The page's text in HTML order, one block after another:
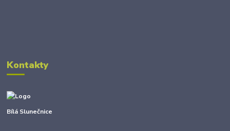
Kontakty
Bílá Slunečnice